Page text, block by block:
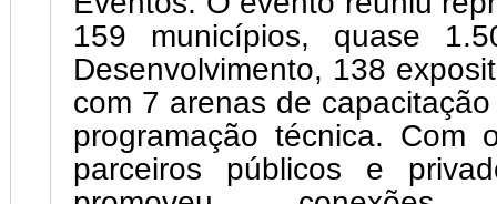
159 municípios, quase
Desenvolvimento, 138
com 7 arenas de
programação técnica. Com
parceiros públicos e